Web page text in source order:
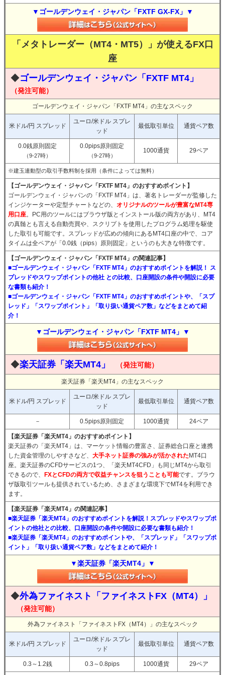
▼ゴールデンウェイ・ジャパン「FXTF GX-FX」▼
「メタトレーダー（MT4・MT5）」が使えるFX口
座
◆ゴールデンウェイ・ジャパン「FXTF MT4」
（発注可能）
ゴールデンウェイ・ジャパン「FXTF MT4」の主なスペック
米ドル/円 スプレッド
ユーロ/米ドル スプレ
ッド
最低取引単位 通貨ペア数
0.0銭原則固定
（9-27時）
0.0pips原則固定
（9-27時）
1000通貨 29ペア
※建玉連動型の取引手数料制を採用（条件によっては無料）
【ゴールデンウェイ・ジャパン「FXTF MT4」のおすすめポイント】
ゴールデンウェイ・ジャパンの「FXTF MT4」は、著名トレーダーが監修した
インジケーターや定型チャートなどの、 オリジナルのツールが豊富なMT4専
用口座。PC用のツールにはブラウザ版とインストール版の両方があり、MT4
の真髄とも言える自動売買や、スクリプトを使用したプログラム処理を駆使
した取引も可能です。スプレッドが広めの傾向にあるMT4口座の中で、コア
タイムは全ペアが「0.0銭（pips）原則固定」というのも大きな特徴です。
【ゴールデンウェイ・ジャパン「FXTF MT4」の関連記事】
■ゴールデンウェイ・ジャパン「FXTF MT4」のおすすめポイントを解説！ ス
プレッドやスワップポイントの他社 との比較、口座開設の条件や開設に必要
な書類も紹介！
■ゴールデンウェイ・ジャパン「FXTF MT4」のおすすめポイントや、「スプ
レッド」「スワップポイント」「取り扱い通貨ペア数」などをまとめて紹
介！
▼ゴールデンウェイ・ジャパン「FXTF MT4」▼
◆楽天証券「楽天MT4」 （発注可能）
楽天証券「楽天MT4」の主なスペック
米ドル/円 スプレッド
ユーロ/米ドル スプレ
ッド
最低取引単位 通貨ペア数
－ 0.5pips原則固定 1000通貨 24ペア
【楽天証券「楽天MT4」のおすすめポイント】
楽天証券の「楽天MT4」は、マーケット情報の豊富さ、証券総合口座と連携
した資金管理のしやすさなど、 大手ネット証券の強みが活かされた MT4口
座。楽天証券のCFDサービスの1つ、「楽天MT4CFD」も同じMT4から取引
できるので、
FXとCFDの両方で収益チャンスを狙うことも可能です。ブラウ
ザ版取引ツールも提供されているため、さまざまな環境下でMT4を利用でき
ます。
【楽天証券「楽天MT4」の関連記事】
■楽天証券「楽天MT4」のおすすめポイントを解説！スプレッドやスワップポ
イントの他社との比較、口座開設の条件や開設に必要な書類も紹介！
■楽天証券「楽天MT4」のおすすめポイントや、「スプレッド」「スワップポ
イント」「取り扱い通貨ペア数」などをまとめて紹介！
▼楽天証券「楽天MT4」▼
◆外為ファイネスト「ファイネストFX（MT4）」
（発注可能）
外為ファイネスト「ファイネストFX（MT4）」の主なスペック
米ドル/円 スプレッド
ユーロ/米ドル スプレ
ッド
最低取引単位 通貨ペア数
0.3～1.2銭 0.3～0.8pips 1000通貨 29ペア